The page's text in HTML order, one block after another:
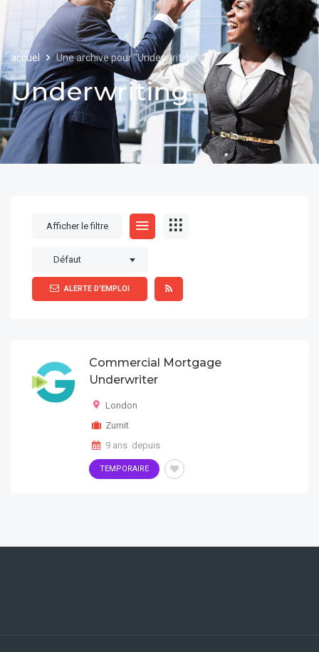
accuel Une archive pour "Underwriting"
Underwriting
Afficher le filtre
Défaut
ALERTE D'EMPLOI
Commercial Mortgage
Underwriter
London
Zumit
9 ans depuis
TEMPORAIRE